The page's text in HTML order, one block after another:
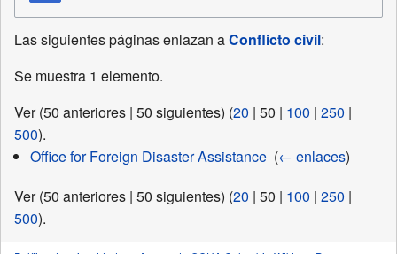
Las siguientes páginas enlazan aConflicto civil:
Se muestra 1 elemento.
Ver (50 anteriores | 50 siguientes) (20 | 50 | 100 | 250 |
500).
Office for Foreign Disaster Assistance‎ (← enlaces)
Ver (50 anteriores | 50 siguientes) (20 | 50 | 100 | 250 |
500).